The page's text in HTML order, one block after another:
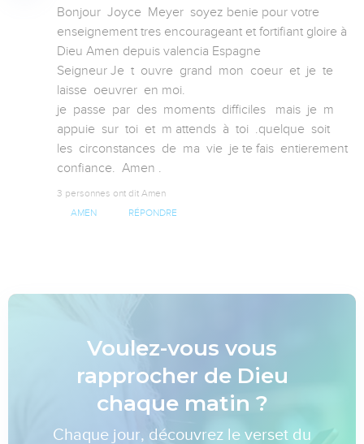
Bonjour  Joyce  Meyer  soyez benie pour votre
enseignement tres encourageant et fortifiant gloire à
Dieu Amen depuis valencia Espagne
Seigneur Je  t  ouvre  grand  mon  coeur  et  je  te
laisse  oeuvrer  en moi.
je  passe  par  des  moments  difficiles   mais  je  m
appuie  sur  toi  et  m attends  à  toi  .quelque  soit
les  circonstances  de  ma  vie  je te fais  entierement
confiance.  Amen .
3 personnes ont dit Amen
AMEN RÉPONDRE
Voulez-vous vous
rapprocher de Dieu
chaque matin ?
Chaque jour, découvrez le verset du